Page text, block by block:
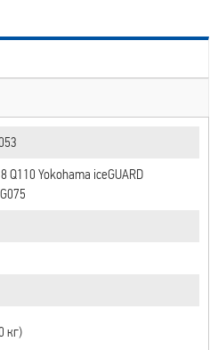
Q110 Yokohama iceGUARD
кг)